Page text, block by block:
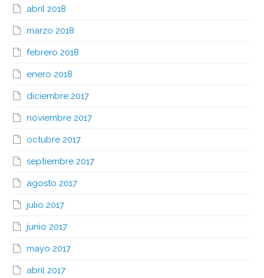
abril 2018
marzo 2018
febrero 2018
enero 2018
diciembre 2017
noviembre 2017
octubre 2017
septiembre 2017
agosto 2017
julio 2017
junio 2017
mayo 2017
abril 2017